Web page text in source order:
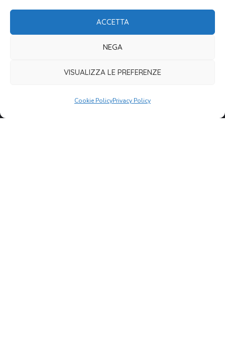
ACCETTA
NEGA
VISUALIZZA LE PREFERENZE
Cookie PolicyPrivacy Policy
COME DONARE